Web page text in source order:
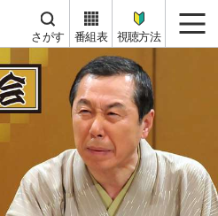
ャンネル
さがす 番組表 視聴方法